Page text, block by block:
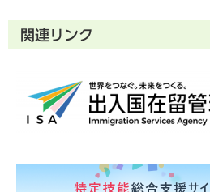
関連リンク